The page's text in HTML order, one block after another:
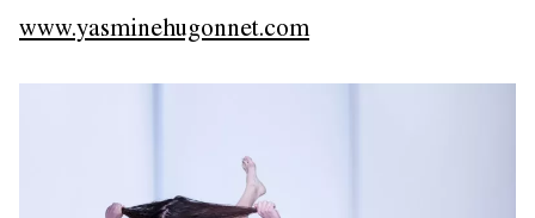
www.yasminehugonnet.com